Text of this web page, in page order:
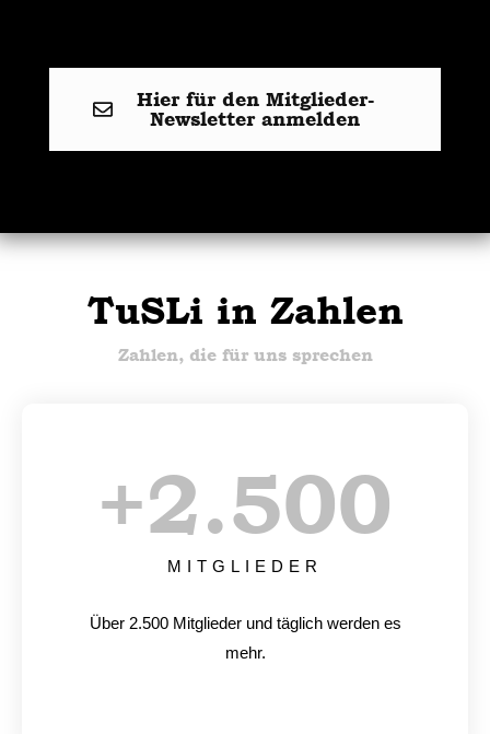
Hier für den Mitglieder-
Newsletter anmelden
TuSLi in Zahlen
Zahlen, die für uns sprechen
MITGLIEDER
+2.500
Über 2.500 Mitglieder und täglich werden es
mehr.